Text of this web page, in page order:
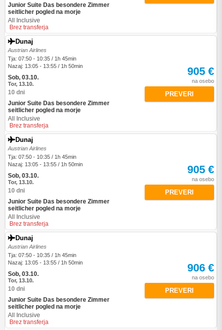
Junior Suite Das besondere Zimmer
seitlicher pogled na morje
All Inclusive
Brez transferja
Dunaj
Austrian Airlines
Tja: 07:50 - 10:35 / 1h 45min
Nazaj: 13:05 - 13:55 / 1h 50min
Sob, 03.10.
Tor, 13.10.
10 dni
Junior Suite Das besondere Zimmer
seitlicher pogled na morje
All Inclusive
Brez transferja
905 €
na osebo
PREVERI
Dunaj
Austrian Airlines
Tja: 07:50 - 10:35 / 1h 45min
Nazaj: 13:05 - 13:55 / 1h 50min
Sob, 03.10.
Tor, 13.10.
10 dni
Junior Suite Das besondere Zimmer
seitlicher pogled na morje
All Inclusive
Brez transferja
905 €
na osebo
PREVERI
Dunaj
Austrian Airlines
Tja: 07:50 - 10:35 / 1h 45min
Nazaj: 13:05 - 13:55 / 1h 50min
Sob, 03.10.
Tor, 13.10.
10 dni
Junior Suite Das besondere Zimmer
seitlicher pogled na morje
All Inclusive
Brez transferja
906 €
na osebo
PREVERI